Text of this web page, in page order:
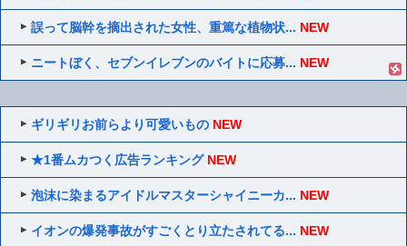
誤って脳幹を摘出された女性、重篤な植物状... NEW
ニートぼく、セブンイレブンのバイトに応募... NEW
ギリギリお前らより可愛いもの NEW
★1番ムカつく広告ランキング NEW
泡沫に染まるアイドルマスターシャイニーカ... NEW
イオンの爆発事故がすごくとり立たされてる... NEW